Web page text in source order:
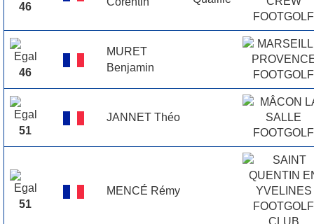
46
46
MURET
Benjamin
51
JANNET Théo
51
MENCÉ Rémy